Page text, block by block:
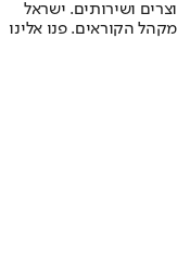
ושירותים. ישראל
הקוראים. פנו אלינו